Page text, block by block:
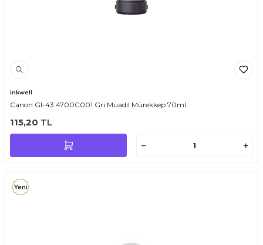
inkwell
Canon GI-43 4700C001 Gri Muadil Mürekkep 70ml
115,20 TL
Yeni